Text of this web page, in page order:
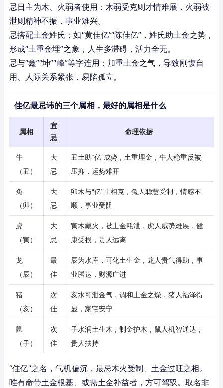
忌日主为木、火弱者使用：木弱受克则才情难展，火弱被
泄则精神不振，事业难兴。
忌搭配土金姓氏：如“黄佳亿”“陈佳亿”，姓氏助土金之势，
形成“土重金埋”之象，人生多滞碍，活力全无。
忌与“鑫”“坤”“峰”等字连用：加重土金之气，导致刚愎自
用、人际关系紧张，易陷孤立。
佳亿最忌讳的三个属相，最好的属相是什么
属相
宜
忌
命理依据
牛
（丑）
大
忌
丑土助“亿”成势，土重埋金，牛人稳重反被
压抑，运势难开
兔
（卯）
大
忌
卯木与“亿”土相克，兔人聪慧受制，情感不
顺，事业受阻
虎
（寅）
大
忌
寅木藏火，被土金耗泄，虎人威势难展，健
康受损，贵人远离
龙
（辰）
最
佳
辰为水库，可化土生金，龙人贵气得助，事
业腾达，财源广进
猪
（亥）
次
佳
亥水可泄金气，调和土金之燥，猪人福泽得
显，家宅安宁
鼠
（子）
次
佳
子水润土生木，制金护木，鼠人机智通达，
贵人扶持
“佳亿”之名，气机偏沉，最忌木火受制、土金过旺之相。
唯有命带土金根基、或需土金补益者，方可驾驭。取名非